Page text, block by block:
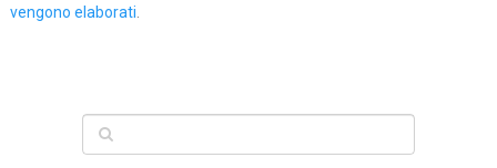
vengono elaborati.